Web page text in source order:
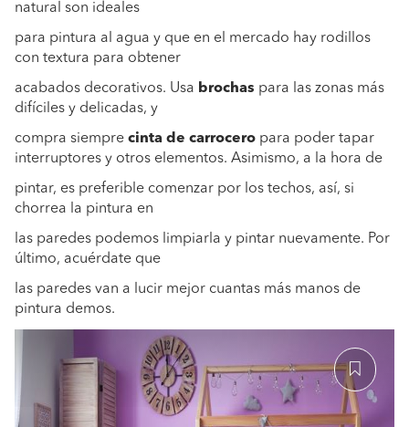
natural son ideales
para pintura al agua y que en el mercado hay rodillos
con textura para obtener
acabados decorativos. Usa brochas para las zonas más
difíciles y delicadas, y
compra siempre cinta de carrocero para poder tapar
interruptores y otros elementos. Asimismo, a la hora de
pintar, es preferible comenzar por los techos, así, si
chorrea la pintura en
las paredes podemos limpiarla y pintar nuevamente. Por
último, acuérdate que
las paredes van a lucir mejor cuantas más manos de
pintura demos.